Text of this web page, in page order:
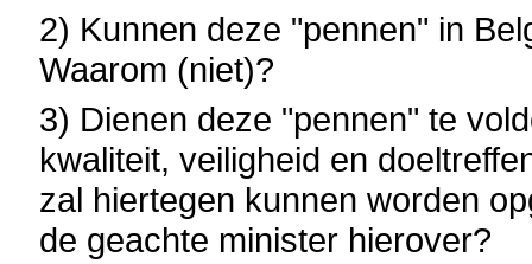
2) Kunnen deze "pennen" in
Waarom (niet)?
3) Dienen deze "pennen" te
kwaliteit, veiligheid en
zal hiertegen kunnen worden
de geachte minister hierover?